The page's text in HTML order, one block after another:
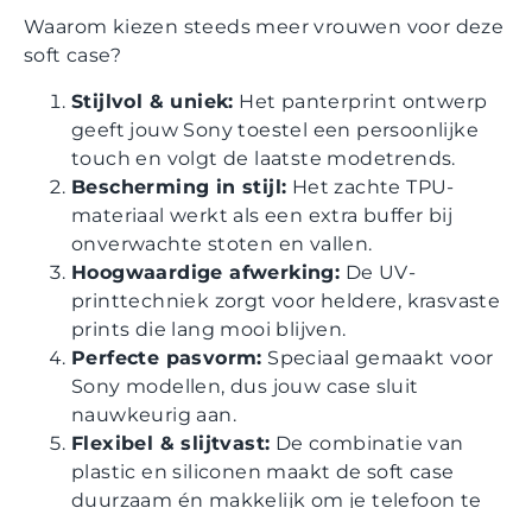
Waarom kiezen steeds meer vrouwen voor deze
soft case?
Stijlvol & uniek: Het panterprint ontwerp
geeft jouw Sony toestel een persoonlijke
touch en volgt de laatste modetrends.
Bescherming in stijl: Het zachte TPU-
materiaal werkt als een extra buffer bij
onverwachte stoten en vallen.
Hoogwaardige afwerking: De UV-
printtechniek zorgt voor heldere, krasvaste
prints die lang mooi blijven.
Perfecte pasvorm: Speciaal gemaakt voor
Sony modellen, dus jouw case sluit
nauwkeurig aan.
Flexibel & slijtvast: De combinatie van
plastic en siliconen maakt de soft case
duurzaam én makkelijk om je telefoon te